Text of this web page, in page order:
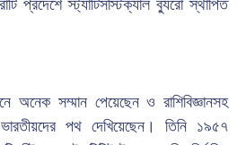
অনেক সম্মান পেয়েছেন ও রাশিবিজ্ঞানসহ
পথ দেখিয়েছেন। তিনি ১৯৫৭